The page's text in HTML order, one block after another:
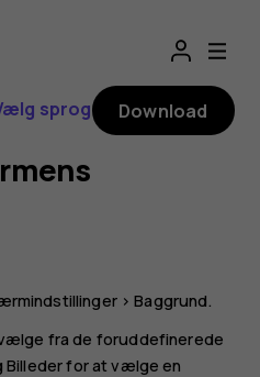
sprog Download
>Baggrund.
fra de foruddefinerede
Billederfor at vælge en